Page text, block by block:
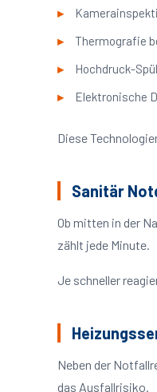
Thermografie
Hochdruck-
Elektronische
Diese
Sanitär
Ob mitten in der
zählt jede Minute.
Je schneller
Neben der
das Ausfallrisiko.